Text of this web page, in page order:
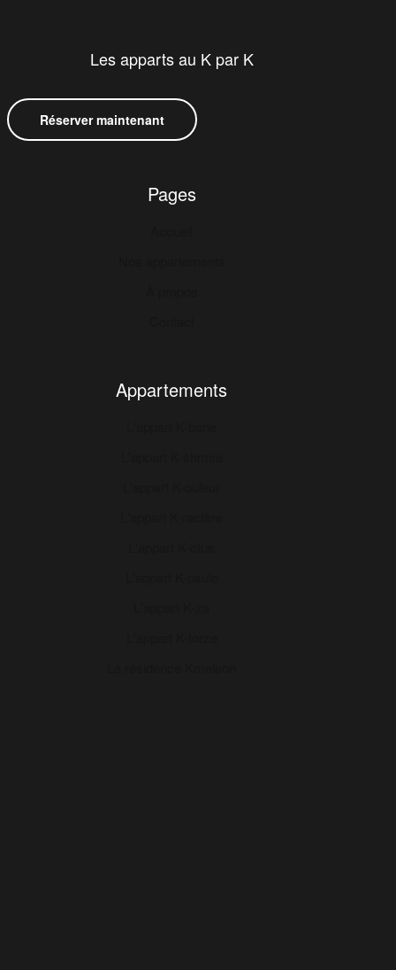
Les apparts au K par K
Réserver maintenant
Pages
Appartements